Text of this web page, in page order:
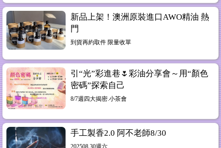
新品上架！澳洲原裝進口AWO精油 熱
門
到貨再約取件 限量收單
引“光”彩進巷🌷彩油分享會～用“顏色
密碼”探索自己
8/7週四大揭密.小茶會
手工製香2.0 阿不老師8/30
202508.30週六